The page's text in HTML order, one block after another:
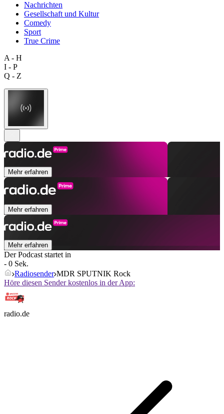
Nachrichten
Gesellschaft und Kultur
Comedy
Sport
True Crime
A - H
I - P
Q - Z
Mehr erfahren
Mehr erfahren
Mehr erfahren
Der Podcast startet in
- 0 Sek.
Radiosender MDR SPUTNIK Rock
Höre diesen Sender kostenlos in der App:
radio.de